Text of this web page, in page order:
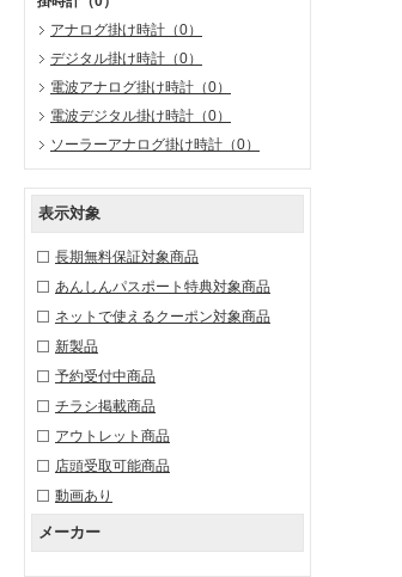
アナログ掛け時計 （0）
デジタル掛け時計 （0）
電波アナログ掛け時計 （0）
電波デジタル掛け時計 （0）
ソーラーアナログ掛け時計 （0）
表示対象
長期無料保証対象商品
あんしんパスポート特典対象商品
ネットで使えるクーポン対象商品
新製品
予約受付中商品
チラシ掲載商品
アウトレット商品
店頭受取可能商品
動画あり
メーカー